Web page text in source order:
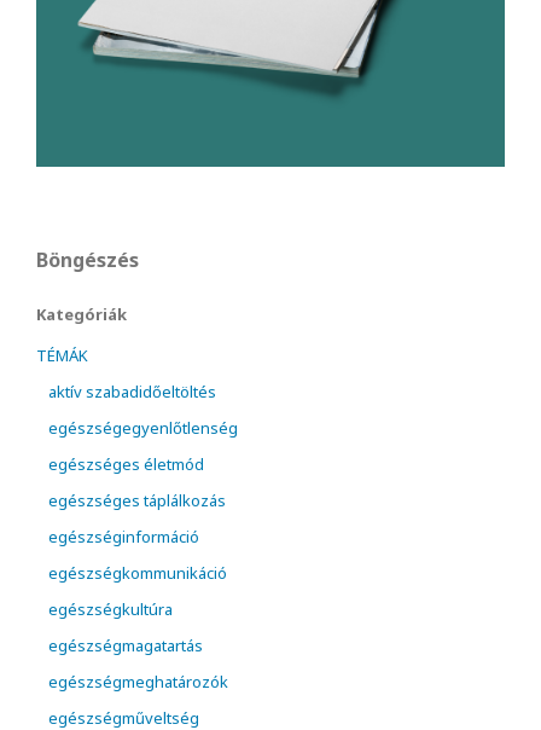
Böngészés
Kategóriák
TÉMÁK
aktív szabadidőeltöltés
egészségegyenlőtlenség
egészséges életmód
egészséges táplálkozás
egészséginformáció
egészségkommunikáció
egészségkultúra
egészségmagatartás
egészségmeghatározók
egészségműveltség